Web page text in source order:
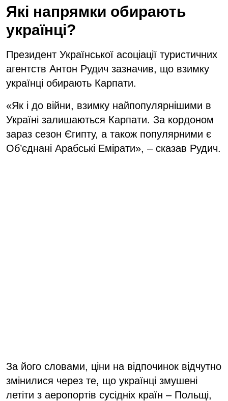
Які напрямки обирають
українці?
Президент Української асоціації туристичних
агентств Антон Рудич зазначив, що взимку
українці обирають Карпати.
«Як і до війни, взимку найпопулярнішими в
Україні залишаються Карпати. За кордоном
зараз сезон Єгипту, а також популярними є
Об’єднані Арабські Емірати», – сказав Рудич.
За його словами, ціни на відпочинок відчутно
змінилися через те, що українці змушені
летіти з аеропортів сусідніх країн – Польщі,